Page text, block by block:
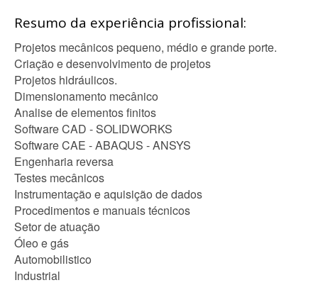
Resumo da experiência profissional:
Projetos mecânicos pequeno, médio e grande porte.
Criação e desenvolvimento de projetos
Projetos hidráulicos.
Dimensionamento mecânico
Analise de elementos finitos
Software CAD - SOLIDWORKS
Software CAE - ABAQUS - ANSYS
Engenharia reversa
Testes mecânicos
Instrumentação e aquisição de dados
Procedimentos e manuais técnicos
Setor de atuação
Óleo e gás
Automobilistico
Industrial